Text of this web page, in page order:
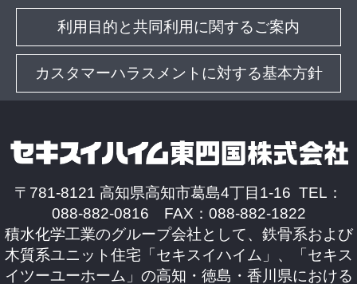
利用目的と共同利用に関するご案内
カスタマーハラスメントに対する基本方針
〒781-8121 高知県高知市葛島4丁目1-16 TEL：
088-882-0816 FAX：088-882-1822
積水化学工業のグループ会社として、鉄骨系および
木質系ユニット住宅「セキスイハイム」、「セキス
イツーユーホーム」の高知・徳島・香川県における